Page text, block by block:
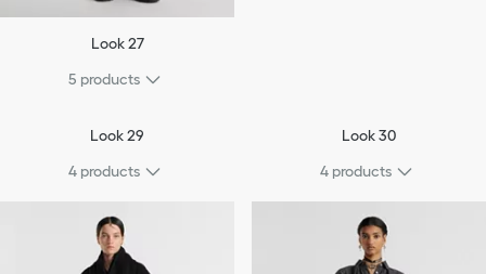
Look 27
5 products
Look 29
4 products
Look 30
4 products